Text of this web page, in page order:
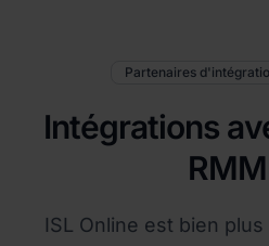
Partenaires
Intégrations
RMM
ISL Online est bien